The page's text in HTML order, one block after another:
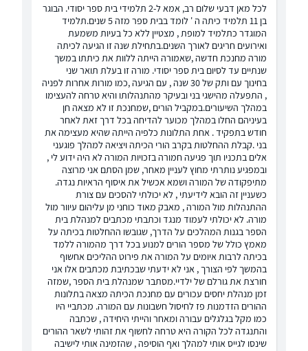
לכל מאן דבעי שלום רב, אמא ל-2 תלמידי בית ספר יסודי. הבוגר
בן 11 תלמיד כיתה ה ' לומד בבית ספר מזה 5 שנים.תלמיד
המוגדר כתלמיד למופת , מצטיין ללא כל בעיות משמעת
ואירועים חריגים לאורך השנים.בתחילת שנה זו הגיעה לכיתה
מורה מחנכת חדשה ,שאמורה הייתה ללוות את כיתתו במשך
שנתיים עד לסיום בית ספר יסודי. מורה זו בעלת תואר שני
בחינוך עם ותק של 30 שנה , עם הגיעה ,כמו מורות אחרות לפניה
, התפעלה מהישגי בני ובעיקר מהתנהלותו והיא טרחה להעצימו
במהלך השיעורים.במקביל הורים ,שמחנכת זו לא מצאה חן
בעיניהם החלו במהלך מכוער להדיחה בכל דרך זאת לאחר
חודש בתפקיד . אחת התלונות כלפיה הייתה שהיא מעצימה את
בני .קבלת ההחלטות בקרב הורי הכיתה ויציאה למהלך פוגעני
אלים בתכניו תוך פגיעה חמורה בזכויות המורה לא היה ידוע לי ,
ובמפגיע נותרתי מחוץ לעניין מאחר, שמן הסתם אני מרוצה
מתיפקודה של המורה ושמא אכשיל את איסוף הראיות נגדה.
כשעניין זה הובא לידיעתי , לא יכולתי להסכים עם צורת
ההתנהלות מול המורה , מאבק מאוד כוחני מן עליהום עיוור מול
מורה. לא יכולתי לעמוד מנגד וכתבתי מכתבים למנהלת בית
הספר בגנות המהלכים על הדרך, שגובשו ההחלטות בכיתה על
מאמץ כולל של מספר הורים למנוע בכל דרך מהמורה ללמד
בכיתה לרבות איומים על המורה את פירוט ההליכים אחשוף
בהמשך לפי הצורך , אני לא ידעתי שבכתיבת מכתבים אלו אני
חורצת את גורלם של ילדיי.מסתבר שמנהלת בית הספר ,שמזה
זמן מנהלת יחסים עכורים עם מחנכת הכיתה מצאה בתלונות
ההורים הזדמנות פז לחיסול חשבונות עם המורה. מכתביי היו
כמו מקל בגלגלים עבורה ומאחר והייתי היחידה , שכתבה
והתנגדה לכל הקורה היא טרחה לחשוף את זהותי לשאר ההורים
שינסו לגייס אותי למהלך ואף הוסיפה , שהזמינה אותי לישיבה